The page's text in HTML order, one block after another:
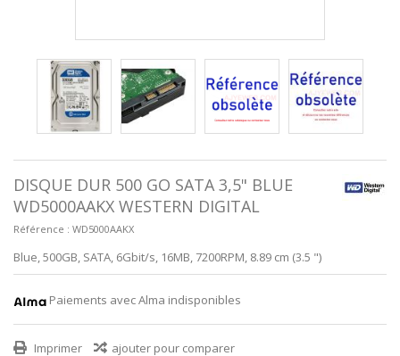
DISQUE DUR 500 GO SATA 3,5" BLUE
WD5000AAKX WESTERN DIGITAL
Référence : WD5000AAKX
Blue, 500GB, SATA, 6Gbit/s, 16MB, 7200RPM, 8.89 cm (3.5 ")
Paiements avec Alma indisponibles
Imprimer ajouter pour comparer